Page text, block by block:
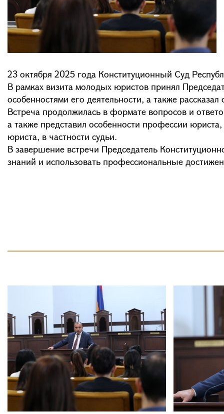
23 октября 2025 года Конституционный Суд
В рамках визита молодых юристов принял
особенностями его деятельности, а также
Встреча продолжилась в формате вопросов и
а также представил особенности профессии
юриста, в частности судьи.
В завершение встречи Председатель
знаний и использовать профессиональные